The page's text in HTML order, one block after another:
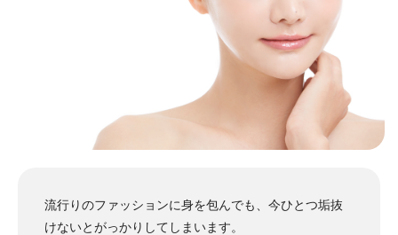
流行りのファッションに身を包んでも、今ひとつ垢抜
けないとがっかりしてしまいます。